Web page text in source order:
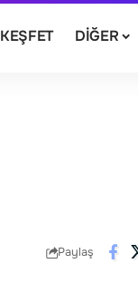
KEŞFET DIĞER
Paylaş